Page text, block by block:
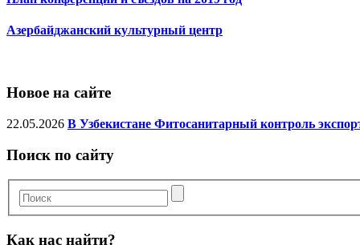
Азербайджанский культурный центр
Новое на сайте
22.05.2026 В Узбекистане Фитосанитарный контроль
Поиск по сайту
Как нас найти?